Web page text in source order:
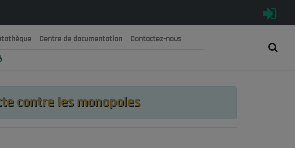
الجزائرية الديمقراطية الشعبية
Centre de documentation Contactez-nous
contre les monopoles